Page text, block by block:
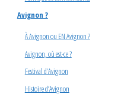
Avignon ?
À Avignon ou EN Avignon ?
Avignon, où est-ce ?
Festival d’Avignon
Histoire d’Avignon